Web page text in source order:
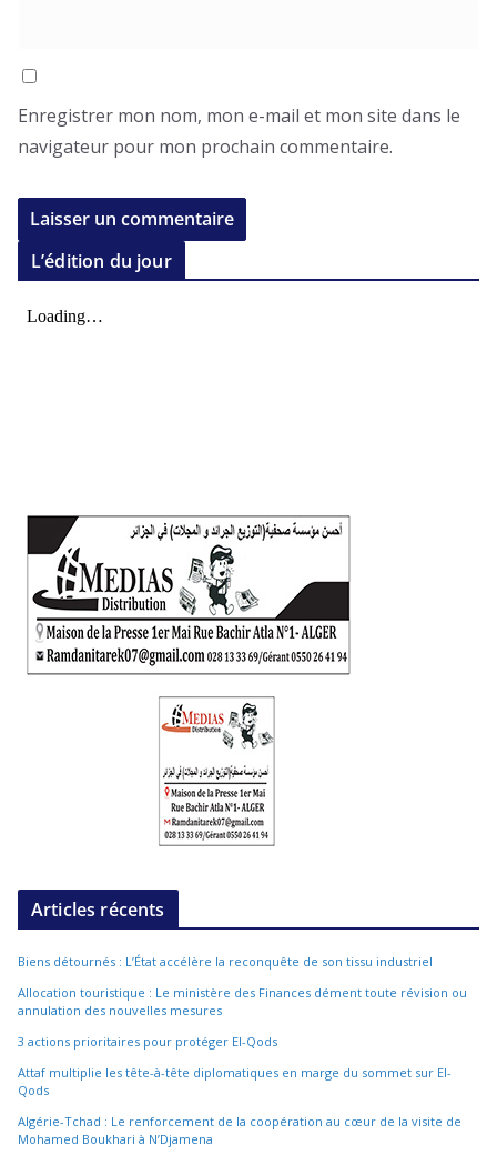
Enregistrer mon nom, mon e-mail et mon site dans le
navigateur pour mon prochain commentaire.
L’édition du jour
Articles récents
Biens détournés : L’État accélère la reconquête de son tissu industriel
Allocation touristique : Le ministère des Finances dément toute révision ou
annulation des nouvelles mesures
3 actions prioritaires pour protéger El-Qods
Attaf multiplie les tête-à-tête diplomatiques en marge du sommet sur El-
Qods
Algérie-Tchad : Le renforcement de la coopération au cœur de la visite de
Mohamed Boukhari à N’Djamena